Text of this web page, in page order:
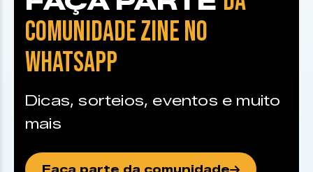
COMUNIDADE ZINE NO
WHATSAPP
Dicas, sorteios, eventos e muito
mais